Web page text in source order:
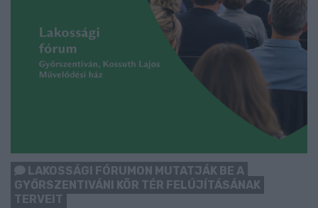
LAKOSSÁGI FÓRUMON MUTATJÁK BE A
GYŐRSZENTIVÁNI KÖR TÉR FELÚJÍTÁSÁNAK
TERVEIT